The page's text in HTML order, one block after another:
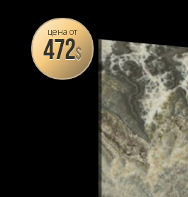
цена от
472$